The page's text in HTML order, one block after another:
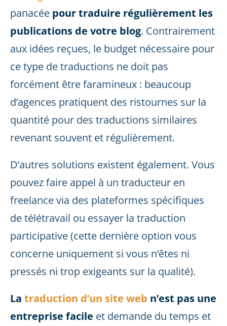
panacée pour traduire régulièrement les
publications de votre blog. Contrairement
aux idées reçues, le budget nécessaire pour
ce type de traductions ne doit pas
forcément être faramineux : beaucoup
d’agences pratiquent des ristournes sur la
quantité pour des traductions similaires
revenant souvent et régulièrement.
D’autres solutions existent également. Vous
pouvez faire appel à un traducteur en
freelance via des plateformes spécifiques
de télétravail ou essayer la traduction
participative (cette dernière option vous
concerne uniquement si vous n’êtes ni
pressés ni trop exigeants sur la qualité).
La traduction d’un site web n’est pas une
entreprise facile et demande du temps et